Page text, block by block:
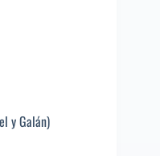
y Galán)